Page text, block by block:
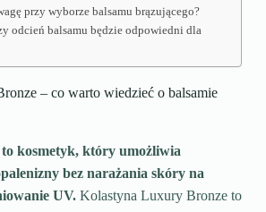
przy wyborze balsamu brązującego?
odcień balsamu będzie odpowiedni dla
– co warto wiedzieć o balsamie
kosmetyk, który umożliwia
bez narażania skóry na
UV.Kolastyna Luxury Bronze to